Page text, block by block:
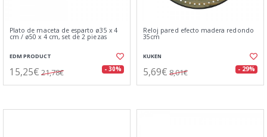
Plato de maceta de esparto ø35 x 4
cm / ø50 x 4 cm, set de 2 piezas
EDM PRODUCT
15,25€ 21,78€ - 30%
Reloj pared efecto madera redondo
35cm
KUKEN
5,69€ 8,01€ - 29%